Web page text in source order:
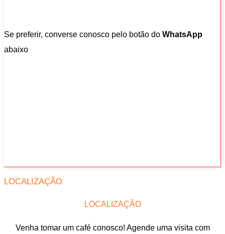
Se preferir, converse conosco pelo botão do WhatsApp
abaixo
LOCALIZAÇÃO
LOCALIZAÇÃO
Venha tomar um café conosco! Agende uma visita com